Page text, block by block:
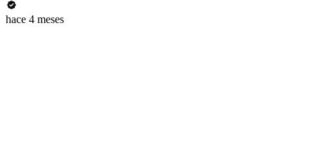
hace 4 meses